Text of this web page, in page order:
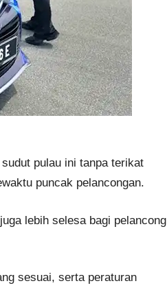
pulau ini tanpa terikat
puncak pelancongan.
lebih selesa bagi pelancong
sesuai, serta peraturan